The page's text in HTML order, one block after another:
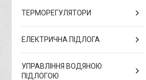
ТЕРМОРЕГУЛЯТОРИ
ЕЛЕКТРИЧНА ПІДЛОГА
УПРАВЛІННЯ ВОДЯНОЮ
ПІДЛОГОЮ